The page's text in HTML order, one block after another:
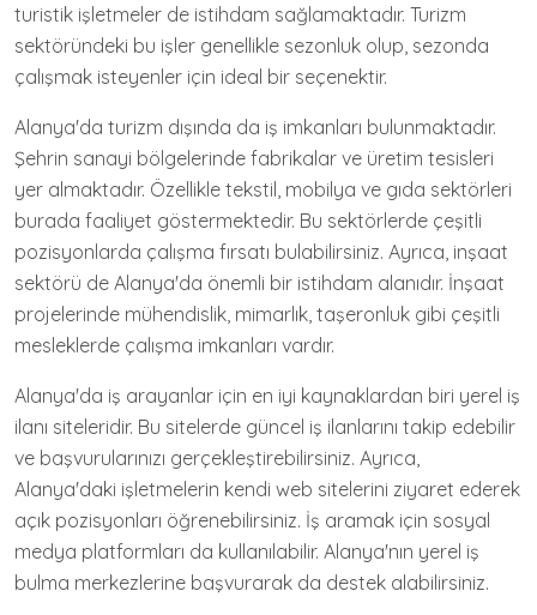
turistik işletmeler de istihdam sağlamaktadır. Turizm
sektöründeki bu işler genellikle sezonluk olup, sezonda
çalışmak isteyenler için ideal bir seçenektir.
Alanya'da turizm dışında da iş imkanları bulunmaktadır.
Şehrin sanayi bölgelerinde fabrikalar ve üretim tesisleri
yer almaktadır. Özellikle tekstil, mobilya ve gıda sektörleri
burada faaliyet göstermektedir. Bu sektörlerde çeşitli
pozisyonlarda çalışma fırsatı bulabilirsiniz. Ayrıca, inşaat
sektörü de Alanya'da önemli bir istihdam alanıdır. İnşaat
projelerinde mühendislik, mimarlık, taşeronluk gibi çeşitli
mesleklerde çalışma imkanları vardır.
Alanya'da iş arayanlar için en iyi kaynaklardan biri yerel iş
ilanı siteleridir. Bu sitelerde güncel iş ilanlarını takip edebilir
ve başvurularınızı gerçekleştirebilirsiniz. Ayrıca,
Alanya'daki işletmelerin kendi web sitelerini ziyaret ederek
açık pozisyonları öğrenebilirsiniz. İş aramak için sosyal
medya platformları da kullanılabilir. Alanya'nın yerel iş
bulma merkezlerine başvurarak da destek alabilirsiniz.